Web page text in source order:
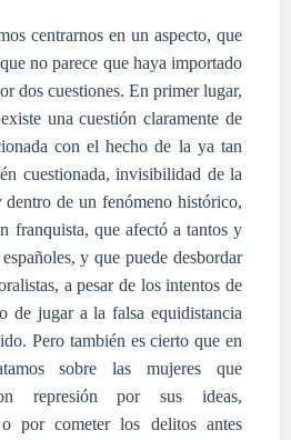
centrarnos en un aspecto, que
no parece que haya importado
dos cuestiones. En primer lugar,
una cuestión claramente de
con el hecho de la ya tan
cuestionada, invisibilidad de la
de un fenómeno histórico,
franquista, que afectó a tantos y
y que puede desbordar
a pesar de los intentos de
de jugar a la falsa equidistancia
Pero también es cierto que en
sobre las mujeres que
represión por sus ideas,
por cometer los delitos antes